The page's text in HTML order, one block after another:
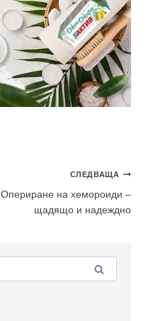
СЛЕДВАЩА
Опериране на хемороиди –
щадящо и надеждно